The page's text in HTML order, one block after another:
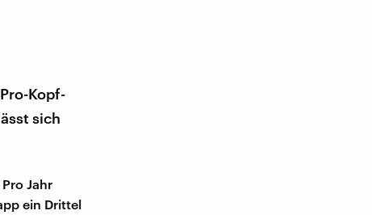
Kopf-
sich
Jahr
ein Drittel